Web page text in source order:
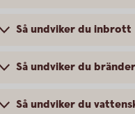
Så undviker du inbrott
Så undviker du bränder
Så undviker du